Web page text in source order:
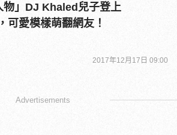
物」DJ Khaled兒子登上
可愛模樣萌翻網友！
2017年12月17日 09:00
Advertisements